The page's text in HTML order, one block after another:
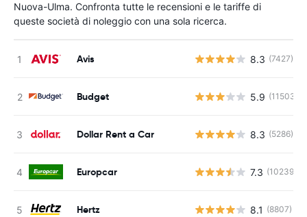
Nuova-Ulma. Confronta tutte le recensioni e le tariffe di
queste società di noleggio con una sola ricerca.
Avis 8.3 (7427)
Budget 5.9 (11503)
Dollar Rent a Car 8.3 (5286)
Europcar 7.3 (10239)
Hertz 8.1 (8807)